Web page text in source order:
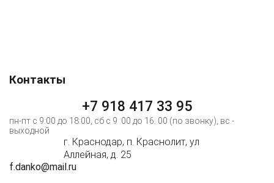
Контакты
+7 918 417 33 95
пн-пт c 9:00 до 18:00, сб с 9 :00 до 16: 00 (по звонку), вс -
выходной
г. Краснодар, п. Краснолит, ул
Аллейная, д. 25
f.danko@mail.ru